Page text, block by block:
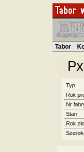
Tabor
Typ
Rok
Nr
Stan
Rok